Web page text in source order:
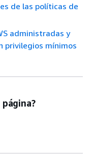
de las políticas de
administradas y
privilegios mínimos